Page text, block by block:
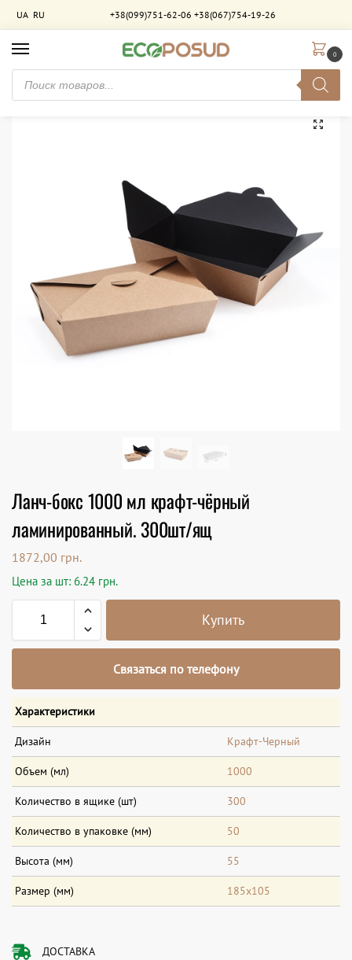
UA RU +38(099)751-62-06 +38(067)754-19-26
0
Главная / Упаковка для фастфуда Ланч-бокс 1000 мл крафт-чёрный ламинированный. 300шт/ящ
Ланч-бокс 1000 мл крафт-чёрный
ламинированный. 300шт/ящ
1872,00 грн.
Цена за шт: 6.24 грн.
Купить
Связаться по телефону
Характеристики
Дизайн Крафт-Черный
Объем (мл) 1000
Количество в ящике (шт) 300
Количество в упаковке (мм) 50
Высота (мм) 55
Размер (мм) 185х105
ДОСТАВКА